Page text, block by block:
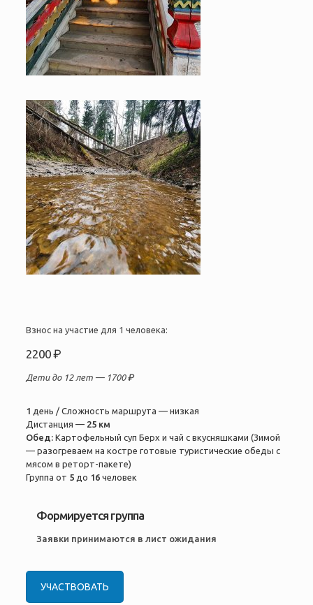
Взнос на участие для 1 человека:
2200 ₽
Дети до 12 лет — 1700 ₽
1 день / Сложность маршрута — низкая
Дистанция — 25 км
Обед: Картофельный суп Берх и чай с вкусняшками (Зимой
— разогреваем на костре готовые туристические обеды с
мясом в реторт-пакете)
Группа от 5до 16человек
Формируется группа
Заявки принимаются в лист ожидания
УЧАСТВОВАТЬ